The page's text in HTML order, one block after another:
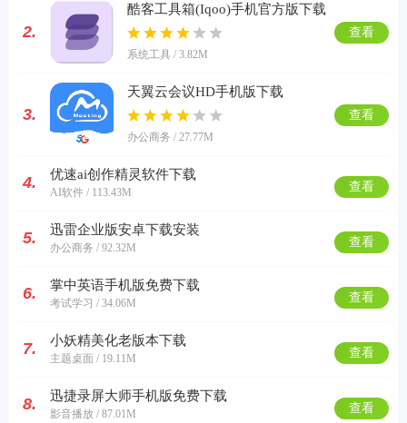
2.
酷客工具箱(Iqoo)手机官方版下载
系统工具 / 3.82M
查看
3.
天翼云会议HD手机版下载
办公商务 / 27.77M
查看
4. 优速ai创作精灵软件下载
AI软件 / 113.43M 查看
5. 迅雷企业版安卓下载安装
办公商务 / 92.32M 查看
6. 掌中英语手机版免费下载
考试学习 / 34.06M 查看
7. 小妖精美化老版本下载
主题桌面 / 19.11M 查看
8. 迅捷录屏大师手机版免费下载
影音播放 / 87.01M 查看